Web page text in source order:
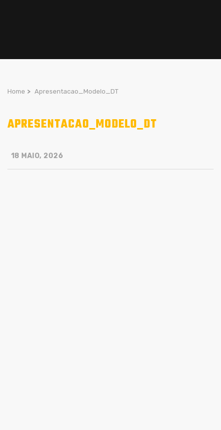
Home > Apresentacao_Modelo_DT
APRESENTACAO_MODELO_DT
18 MAIO, 2026